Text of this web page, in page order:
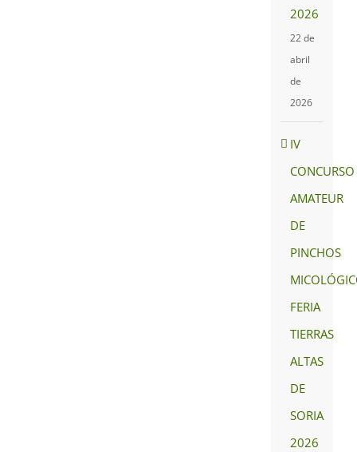
2026
22 de
abril
de
2026
IV
CONCURSO
AMATEUR
DE
PINCHOS
FERIA
TIERRAS
ALTAS
DE
SORIA
2026